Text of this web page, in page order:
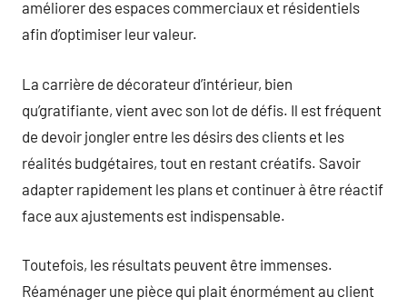
améliorer des espaces commerciaux et résidentiels
afin d’optimiser leur valeur.
La carrière de décorateur d’intérieur, bien
qu’gratifiante, vient avec son lot de défis. Il est fréquent
de devoir jongler entre les désirs des clients et les
réalités budgétaires, tout en restant créatifs. Savoir
adapter rapidement les plans et continuer à être réactif
face aux ajustements est indispensable.
Toutefois, les résultats peuvent être immenses.
Réaménager une pièce qui plait énormément au client